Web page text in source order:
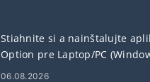
Stiahnite si a nainštalujte
Option pre Laptop/PC
MacOS)
06.08.2026